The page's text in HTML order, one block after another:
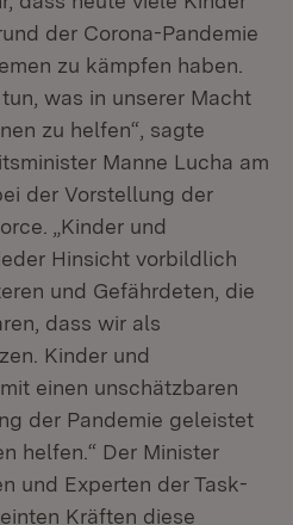
der Corona-Pandemie
zu kämpfen haben.
was in unserer Macht
zu helfen“, sagte
Manne Lucha am
der Vorstellung der
„Kinder und
Hinsicht vorbildlich
und Gefährdeten, die
dass wir als
Kinder und
einen unschätzbaren
der Pandemie geleistet
helfen.“ Der Minister
und Experten der Task-
Kräften diese